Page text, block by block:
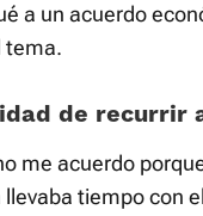
a un acuerdo
tema.
de recurrir
me acuerdo
llevaba tiempo con